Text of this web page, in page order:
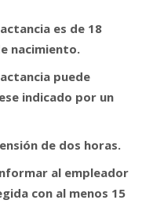
es de 18
nacimiento.
puede
indicado por un
de dos horas.
al empleador
con al menos 15